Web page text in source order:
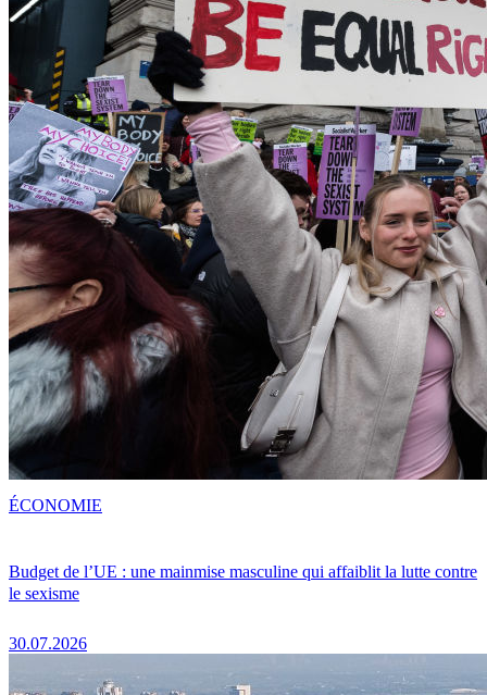
Budget de l’UE : une mainmise masculine qui affaiblit la lutte contre
le sexisme
30.07.2026
ÉCONOMIE